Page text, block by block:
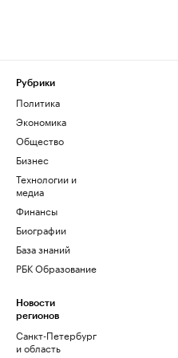
Рубрики
Политика
Экономика
Общество
Бизнес
Технологии и
медиа
Финансы
Биографии
База знаний
РБК Образование
Новости
регионов
Санкт-Петербург
и область